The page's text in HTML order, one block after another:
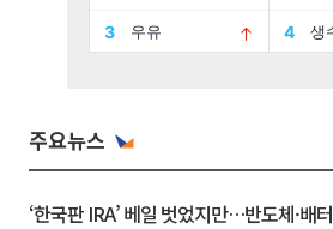
주요뉴스
‘한국판 IRA’ 베일 벗었지만…반도체·배터